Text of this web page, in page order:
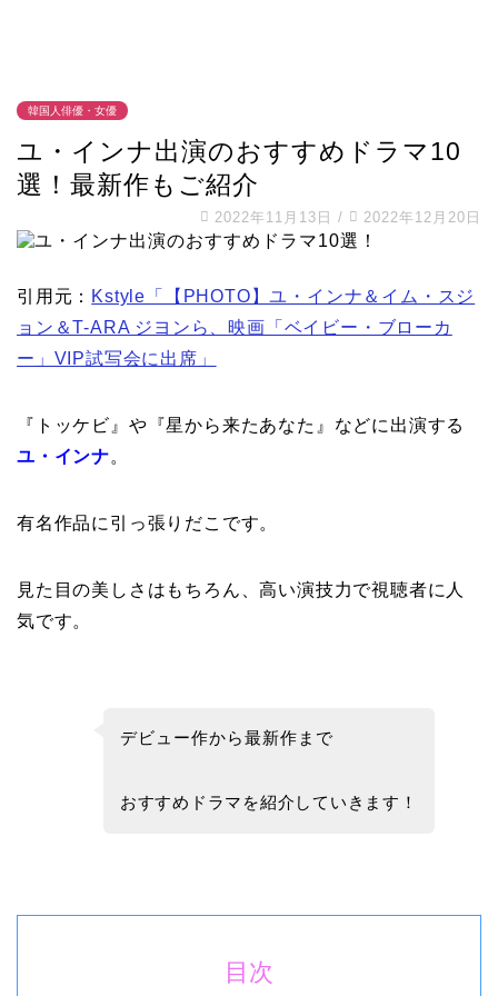
韓国人俳優・女優
ユ・インナ出演のおすすめドラマ10
選！最新作もご紹介
2022年11月13日 / 2022年12月20日
引用元： Kstyle「【PHOTO】ユ・インナ＆イム・スジ
ョン＆T-ARA ジヨンら、映画「ベイビー・ブローカ
ー」VIP試写会に出席」
『トッケビ』や『星から来たあなた』などに出演する
ユ・インナ。
有名作品に引っ張りだこです。
見た目の美しさはもちろん、高い演技力で視聴者に人
気です。
デビュー作から最新作まで
おすすめドラマを紹介していきます！
目次